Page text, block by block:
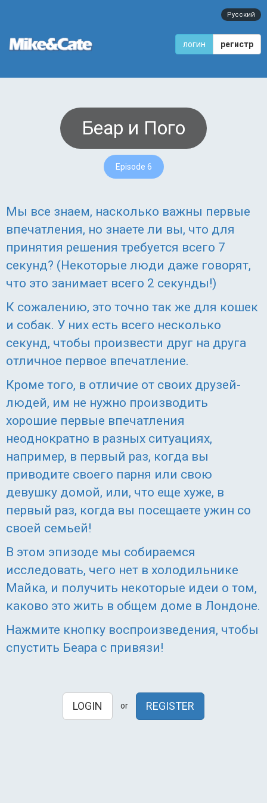
Русский
логин регистр
Беар и Пого
Episode 6
Мы все знаем, насколько важны первые
впечатления, но знаете ли вы, что для
принятия решения требуется всего 7
секунд? (Некоторые люди даже говорят,
что это занимает всего 2 секунды!)
К сожалению, это точно так же для кошек
и собак. У них есть всего несколько
секунд, чтобы произвести друг на друга
отличное первое впечатление.
Кроме того, в отличие от своих друзей-
людей, им не нужно производить
хорошие первые впечатления
неоднократно в разных ситуациях,
например, в первый раз, когда вы
приводите своего парня или свою
девушку домой, или, что еще хуже, в
первый раз, когда вы посещаете ужин со
своей семьей!
В этом эпизоде мы собираемся
исследовать, чего нет в холодильнике
Майка, и получить некоторые идеи о том,
каково это жить в общем доме в Лондоне.
Нажмите кнопку воспроизведения, чтобы
спустить Беара с привязи!
LOGIN or REGISTER